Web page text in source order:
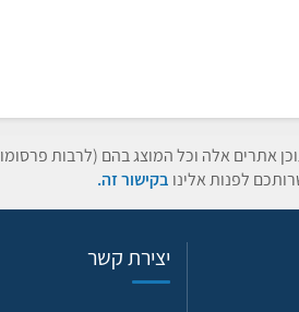
אתרים אלה וכל המוצג בהם (לרבות
לפנות אלינו בקישור זה.
יצירת קשר